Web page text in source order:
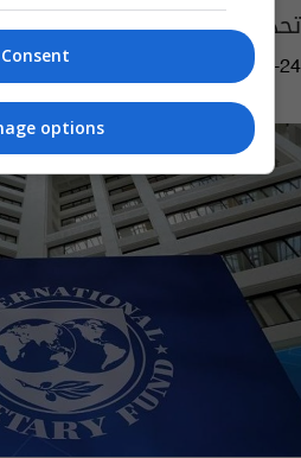
تحد "مروع" ستواجهه هذه
01:51 | 2020-03-24
Consent
options